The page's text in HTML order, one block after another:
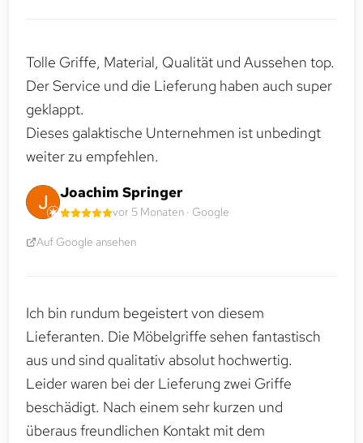
Tolle Griffe, Material, Qualität und Aussehen top.
Der Service und die Lieferung haben auch super
geklappt.
Dieses galaktische Unternehmen ist unbedingt
weiter zu empfehlen.
Joachim Springer
vor 5 Monaten · Google
Auf Google ansehen
Ich bin rundum begeistert von diesem
Lieferanten. Die Möbelgriffe sehen fantastisch
aus und sind qualitativ absolut hochwertig.
Leider waren bei der Lieferung zwei Griffe
beschädigt. Nach einem sehr kurzen und
überaus freundlichen Kontakt mit dem